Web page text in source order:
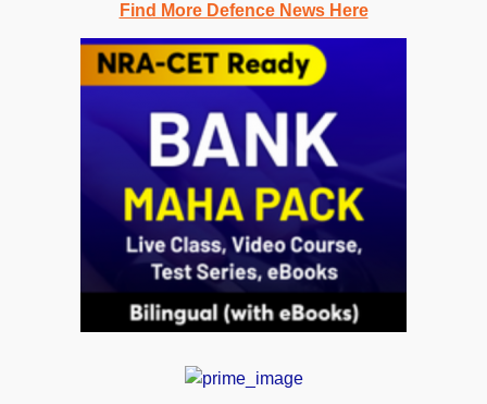
Find More Defence News Here